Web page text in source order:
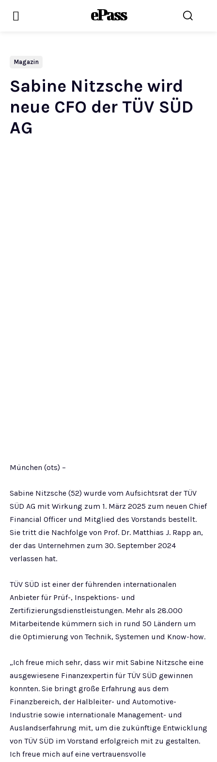
ePass
Magazin
Sabine Nitzsche wird
neue CFO der TÜV SÜD
AG
München (ots) –
Sabine Nitzsche (52) wurde vom Aufsichtsrat der TÜV
SÜD AG mit Wirkung zum 1. März 2025 zum neuen Chief
Financial Officer und Mitglied des Vorstands bestellt.
Sie tritt die Nachfolge von Prof. Dr. Matthias J. Rapp an,
der das Unternehmen zum 30. September 2024
verlassen hat.
TÜV SÜD ist einer der führenden internationalen
Anbieter für Prüf-, Inspektions- und
Zertifizierungsdienstleistungen. Mehr als 28.000
Mitarbeitende kümmern sich in rund 50 Ländern um
die Optimierung von Technik, Systemen und Know-how.
„Ich freue mich sehr, dass wir mit Sabine Nitzsche eine
ausgewiesene Finanzexpertin für TÜV SÜD gewinnen
konnten. Sie bringt große Erfahrung aus dem
Finanzbereich, der Halbleiter- und Automotive-
Industrie sowie internationale Management- und
Auslandserfahrung mit, um die zukünftige Entwicklung
von TÜV SÜD im Vorstand erfolgreich mit zu gestalten.
Ich freue mich auf eine vertrauensvolle